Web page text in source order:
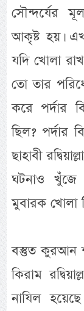
সৌন্দর্যের
আকৃষ্ট হয়।
যদি খোলা
তো তার
করে পর্দার
ছিল? পর্দার
ছাহাবী
ঘটনাও খুঁজে
মুবারক খোলা
বস্তুত কুরআন
কিরাম
নাযিল